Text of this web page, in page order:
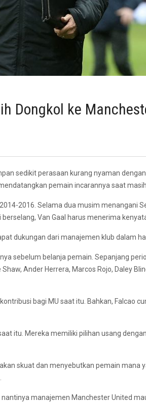
Dongkol ke
sedikit perasaan kurang nyaman
pemain incarannya saat
2016. Selama dua musim menangani
Van Gaal harus menerima
dukungan dari manajemen klub dalam
sebelum belanja pemain. Sepanjang
Ander Herrera, Marcos Rojo, Daley
bagi MU saat itu. Bahkan, Falcao
itu. Mereka memiliki pilihan usang
skuat dan menyebutkan pemain mana
manajemen Manchester United